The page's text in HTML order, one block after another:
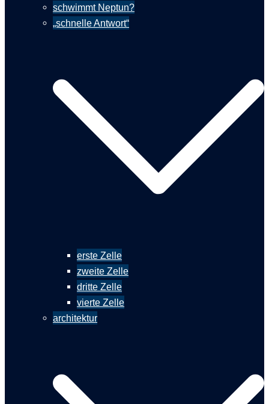
schwimmt Neptun?
„schnelle Antwort“
erste Zelle
zweite Zelle
dritte Zelle
vierte Zelle
architektur